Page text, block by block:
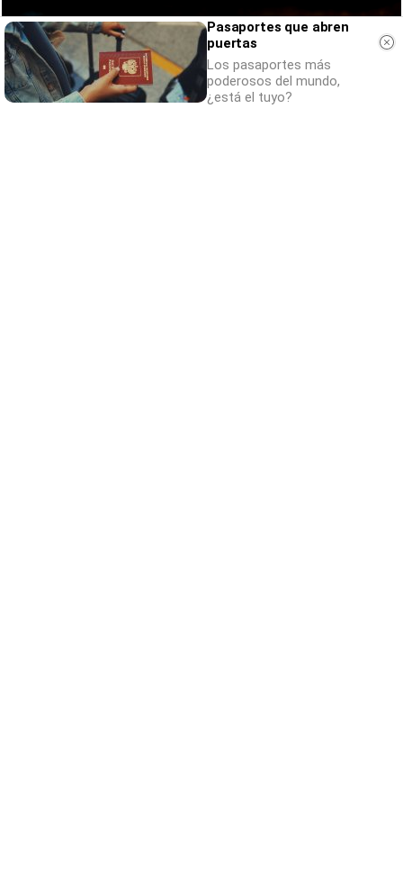
Pasaportes que abren
puertas
Los pasaportes más
poderosos del mundo,
¿está el tuyo?